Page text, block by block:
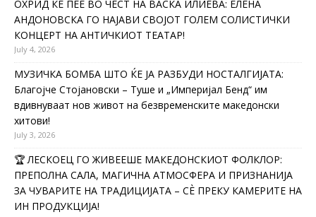
ОХРИД ЌЕ ПЕЕ ВО ЧЕСТ НА ВАСКА ИЛИЕВА: ЕЛЕНА
АНДОНОВСКА ГО НАЈАВИ СВОЈОТ ГОЛЕМ СОЛИСТИЧКИ
КОНЦЕРТ НА АНТИЧКИОТ ТЕАТАР!
July 4, 2026
МУЗИЧКА БОМБА ШТО ЌЕ ЈА РАЗБУДИ НОСТАЛГИЈАТА:
Благојче Стојановски – Туше и „Империјал Бенд“ им
вдивнуваат нов живот на безвременските македонски
хитови!
July 3, 2026
🏆 ЛЕСКОЕЦ ГО ЖИВЕЕШЕ МАКЕДОНСКИОТ ФОЛКЛОР:
ПРЕПОЛНА САЛА, МАГИЧНА АТМОСФЕРА И ПРИЗНАНИЈА
ЗА ЧУВАРИТЕ НА ТРАДИЦИЈАТА – СÈ ПРЕКУ КАМЕРИТЕ НА
ИН ПРОДУКЦИЈА!